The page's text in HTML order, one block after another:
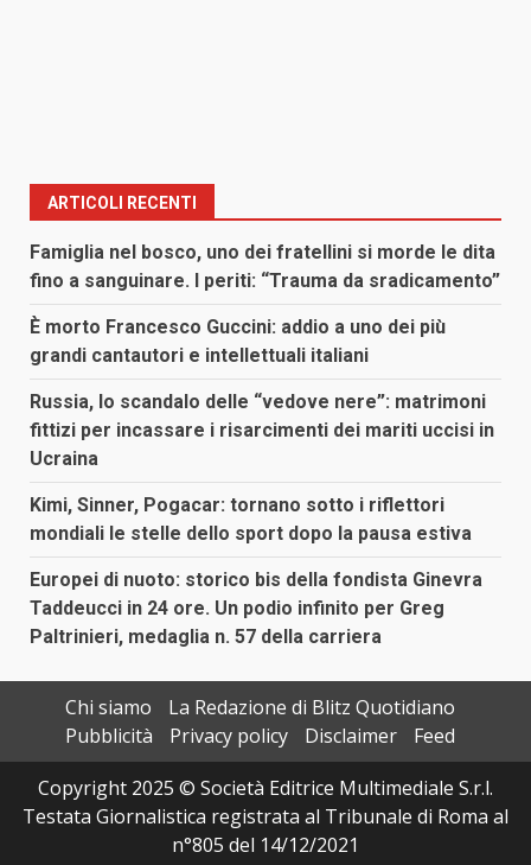
ARTICOLI RECENTI
Famiglia nel bosco, uno dei fratellini si morde le dita
fino a sanguinare. I periti: “Trauma da sradicamento”
È morto Francesco Guccini: addio a uno dei più
grandi cantautori e intellettuali italiani
Russia, lo scandalo delle “vedove nere”: matrimoni
fittizi per incassare i risarcimenti dei mariti uccisi in
Ucraina
Kimi, Sinner, Pogacar: tornano sotto i riflettori
mondiali le stelle dello sport dopo la pausa estiva
Europei di nuoto: storico bis della fondista Ginevra
Taddeucci in 24 ore. Un podio infinito per Greg
Paltrinieri, medaglia n. 57 della carriera
Chi siamo
La Redazione di Blitz Quotidiano
Pubblicità
Privacy policy Disclaimer
Feed
Copyright 2025 © Società Editrice Multimediale S.r.l.
Testata Giornalistica registrata al Tribunale di Roma al
n°805 del 14/12/2021